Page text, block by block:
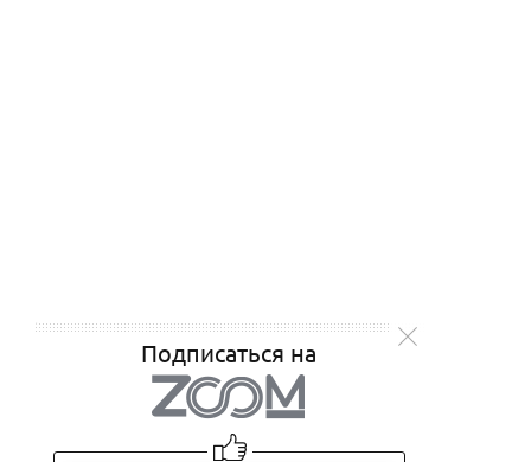
Подписаться на